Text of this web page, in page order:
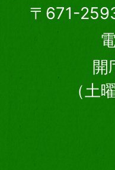
〒671-
開
（土